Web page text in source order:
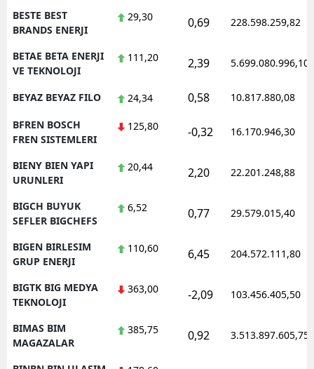
BESTE BEST
BRANDS ENERJI
29,30 0,69 228.598.259,82
BETAE BETA ENERJI
VE TEKNOLOJI
111,20 2,39 5.699.080.996,10
BEYAZ BEYAZ FILO 24,34 0,58 10.817.880,08
BFREN BOSCH
FREN SISTEMLERI
125,80 -0,32 16.170.946,30
BIENY BIEN YAPI
URUNLERI
20,44 2,20 22.201.248,88
BIGCH BUYUK
SEFLER BIGCHEFS
6,52 0,77 29.579.015,40
BIGEN BIRLESIM
GRUP ENERJI
110,60 6,45 204.572.111,80
BIGTK BIG MEDYA
TEKNOLOJI
363,00 -2,09 103.456.405,50
BIMAS BIM
MAGAZALAR
385,75 0,92 3.513.897.605,75